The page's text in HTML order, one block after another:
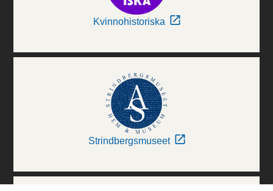
Kvinnohistoriska
Strindbergsmuseet